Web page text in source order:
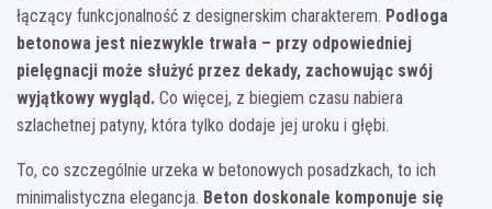
łączący funkcjonalność z designerskim charakterem. Podłoga
betonowa jest niezwykle trwała – przy odpowiedniej
pielęgnacji może służyć przez dekady, zachowując swój
wyjątkowy wygląd. Co więcej, z biegiem czasu nabiera
szlachetnej patyny, która tylko dodaje jej uroku i głębi.
To, co szczególnie urzeka w betonowych posadzkach, to ich
minimalistyczna elegancja. Beton doskonale komponuje się